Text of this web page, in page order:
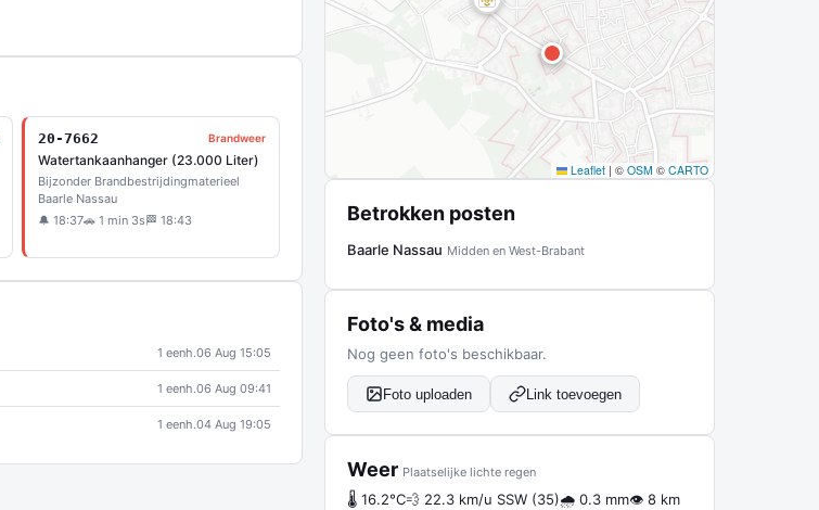
20-7662 Brandweer
Watertankaanhanger (23.000 Liter)
Bijzonder Brandbestrijdingmaterieel
Baarle Nassau
🔔 18:37🚗 1 min 3s 🏁 18:43
1 eenh.06 Aug 15:05
1 eenh.06 Aug 09:41
1 eenh.04 Aug 19:05
Leaflet | © OSM © CARTO
Betrokken posten
Baarle Nassau Midden en West-Brabant
Foto's & media
Nog geen foto's beschikbaar.
Foto uploaden Link toevoegen
Weer Plaatselijke lichte regen
🌡 16.2°C💨 22.3 km/u SSW (35)🌧 0.3 mm👁 8 km